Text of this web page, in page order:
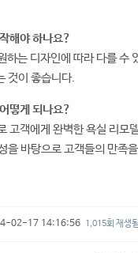
해야 하나요?
하는 디자인에 따라 다를 수
것이 좋습니다.
떻게 되나요?
고객에게 완벽한 욕실 리모
을 바탕으로 고객들의 만족을
1,015회 재생
02-17 14:16:56